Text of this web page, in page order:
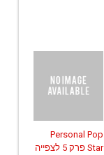
Personal Pop
Star פרק 5 לצפייה